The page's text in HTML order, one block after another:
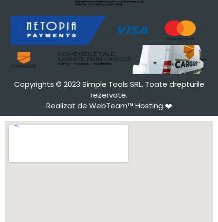
Copyrights © 2023 Simple Tools SRL. Toate drepturile
rezervate.
Realizat de WebTeam™ Hosting ❤️